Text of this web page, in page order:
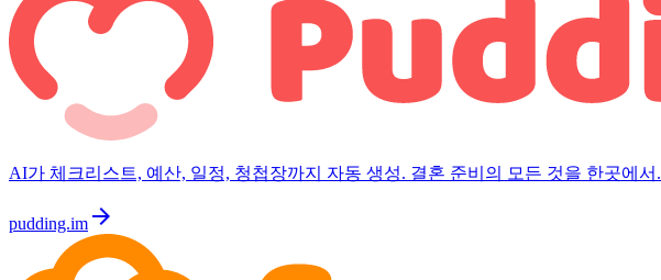
AI가 체크리스트, 예산, 일정, 청첩장까지 자동 생성. 결혼 준비의 모든 것을 한곳에서.
pudding.im arrow_forward